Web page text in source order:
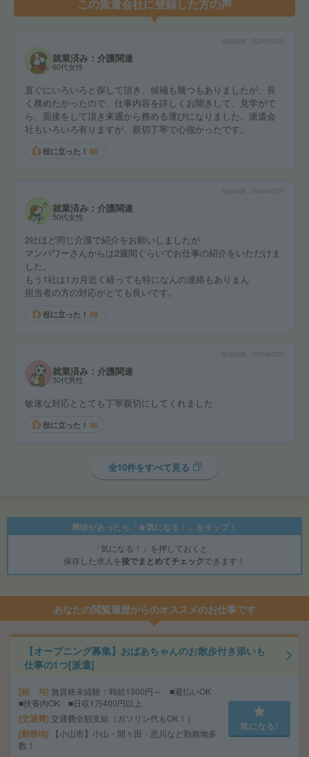
この派遣会社に登録した方の声
2024年02月
就業済み：介護関連
60代女性
直ぐにいろいろと探して頂き、候補も幾つもありましたが、長
く務めたかったので、仕事内容を詳しくお聞きして、見学がて
ら、面接をして頂き来週から務める運びになりました。派遣会
社もいろいろ有りますが、親切丁寧で心強かったです。
役に立った！ 88
2024年02月
就業済み：介護関連
50代女性
2社ほど同じ介護で紹介をお願いしましたが
マンパワーさんからは2週間ぐらいでお仕事の紹介をいただけま
した。
もう1社は1カ月近く経っても特になんの連絡もありまん
担当者の方の対応がとても良いです。
役に立った！ 59
2024年07月
就業済み：介護関連
50代男性
敏速な対応ととても丁寧親切にしてくれました
役に立った！ 36
全10件をすべて見る
興味があったら「★気になる！」をタップ！
「気になる！」を押しておくと、
保存した求人を後でまとめてチェックできます！
あなたの閲覧履歴からのオススメのお仕事です
【オープニング募集】おばあちゃんのお散歩付き添いも
仕事の1つ[派遣]
給 与 無資格未経験：時給1300円～ ■週払いOK
■扶養内OK ■日収1万400円以上
交通費 交通費全額支給（ガソリン代もOK！）
勤務地
【小山市】小山・間々田・思川など勤務地多
数！
気になる!